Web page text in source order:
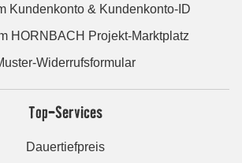
Kundenkonto & Kundenkonto-ID
HORNBACH Projekt-Marktplatz
Widerrufsformular
Top-Services
Dauertiefpreis